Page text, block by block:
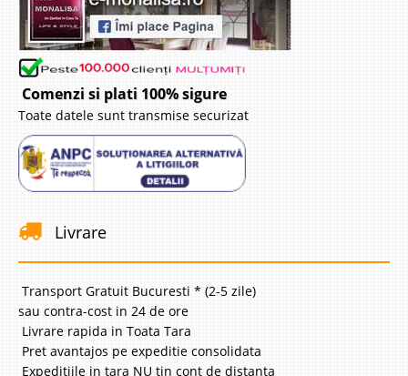
Comenzi si plati 100% sigure
Toate datele sunt transmise securizat
Livrare
Transport Gratuit Bucuresti * (2-5 zile)
sau contra-cost in 24 de ore
Livrare rapida in Toata Tara
Pret avantajos pe expeditie consolidata
Expeditiile in tara NU tin cont de distanta